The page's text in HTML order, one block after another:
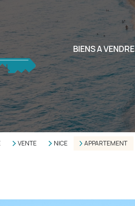
BIENS A VENDRE
VENTE NICE APPARTEMENT